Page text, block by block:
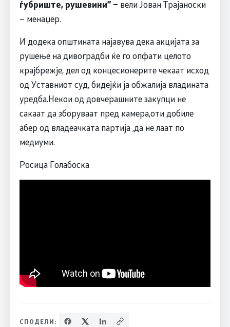
ѓубриште, рушевини” – вели Јован Трајаноски
– менаџер.
И додека општината најавува дека акцијата за
рушење на дивоградби ќе го опфати целото
крајбрежје, дел од концесионерите чекаат исход
од Уставниот суд, бидејќи ја обжалија владината
уредба.Некои од довчерашните закупци не
сакаат да зборуваат пред камера,оти добиле
абер од владеачката партија ,да не лаат по
медиуми.
Росица Голабоска
СПОДЕЛИ: